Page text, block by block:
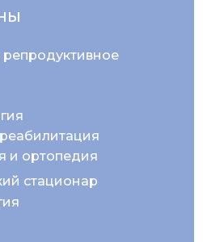
репродуктивное
и ортопедия
стационар